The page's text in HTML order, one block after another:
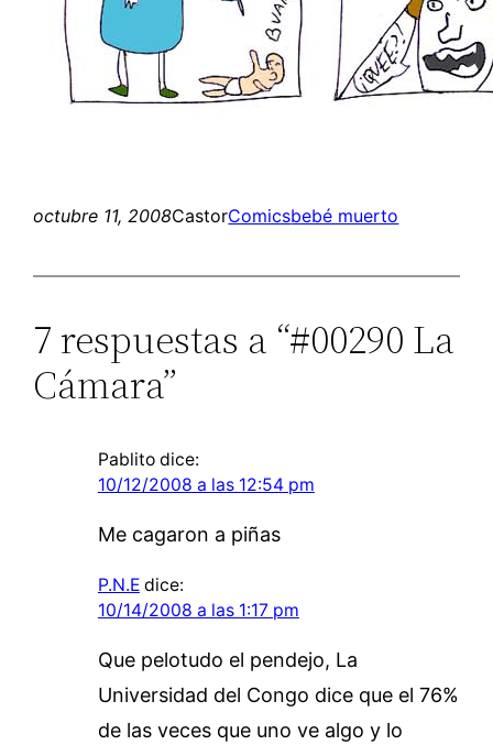
octubre 11, 2008CastorComicsbebé muerto
7 respuestas a “#00290 La
Cámara”
Pablito dice:
10/12/2008 a las 12:54 pm
Me cagaron a piñas
P.N.E dice:
10/14/2008 a las 1:17 pm
Que pelotudo el pendejo, La
Universidad del Congo dice que el 76%
de las veces que uno ve algo y lo